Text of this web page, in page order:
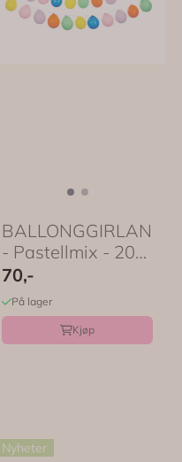
- Pastellmix - 20
ballonger -
PartyDeco
70,-
På lager
Kjøp
Nyheter